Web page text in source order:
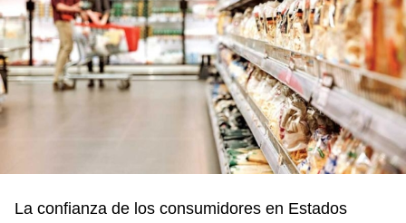
La confianza de los consumidores en Estados